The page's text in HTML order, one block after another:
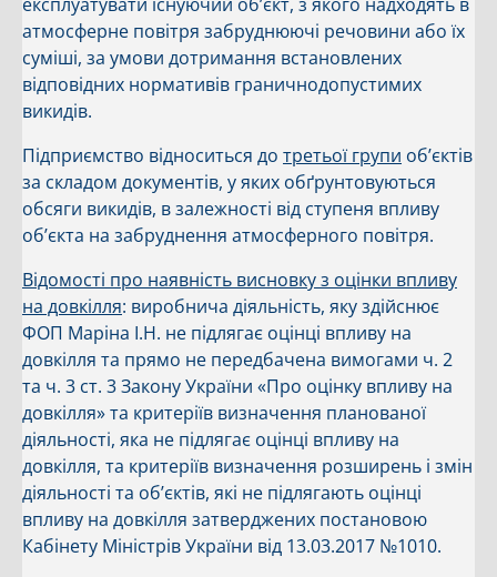
атмосферне повітря забруднюючі речовини або їх
суміші, за умови дотримання встановлених
відповідних нормативів граничнодопустимих
викидів.
Підприємство відноситься до третьої групи об’єктів
за складом документів, у яких обґрунтовуються
обсяги викидів, в залежності від ступеня впливу
об’єкта на забруднення атмосферного повітря.
Відомості про наявність висновку з оцінки впливу
на довкілля: виробнича діяльність, яку здійснює
ФОП Маріна І.Н. не підлягає оцінці впливу на
довкілля та прямо не передбачена вимогами ч. 2
та ч. 3 ст. 3 Закону України «Про оцінку впливу на
довкілля» та критеріїв визначення планованої
діяльності, яка не підлягає оцінці впливу на
довкілля, та критеріїв визначення розширень і змін
діяльності та об’єктів, які не підлягають оцінці
впливу на довкілля затверджених постановою
Кабінету Міністрів України від 13.03.2017 №1010.